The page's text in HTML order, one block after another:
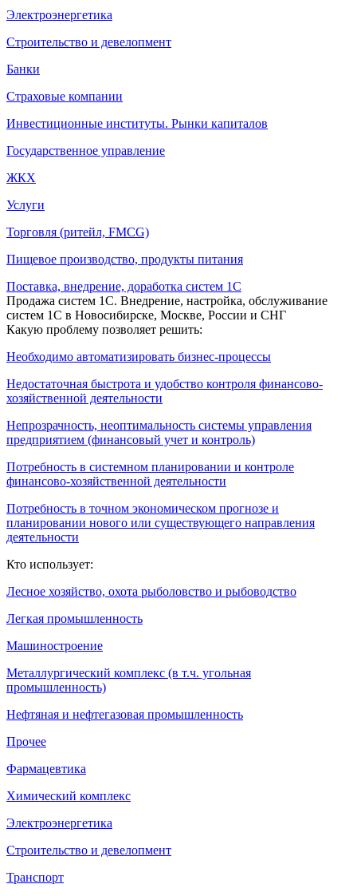
Электроэнергетика
Строительство и девелопмент
Банки
Страховые компании
Инвестиционные институты. Рынки капиталов
Государственное управление
ЖКХ
Услуги
Торговля (ритейл, FMCG)
Пищевое производство, продукты питания
Поставка, внедрение, доработка систем 1С
Продажа систем 1С. Внедрение, настройка, обслуживание
систем 1С в Новосибирске, Москве, России и СНГ
Какую проблему позволяет решить:
Необходимо автоматизировать бизнес-процессы
Недостаточная быстрота и удобство контроля финансово-
хозяйственной деятельности
Непрозрачность, неоптимальность системы управления
предприятием (финансовый учет и контроль)
Потребность в системном планировании и контроле
финансово-хозяйственной деятельности
Потребность в точном экономическом прогнозе и
планировании нового или существующего направления
деятельности
Кто использует:
Лесное хозяйство, охота рыболовство и рыбоводство
Легкая промышленность
Машиностроение
Металлургический комплекс (в т.ч. угольная
промышленность)
Нефтяная и нефтегазовая промышленность
Прочее
Фармацевтика
Химический комплекс
Электроэнергетика
Строительство и девелопмент
Транспорт